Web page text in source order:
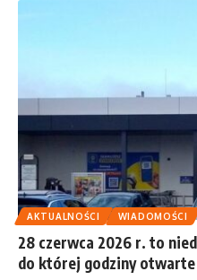
AKTUALNOŚCI WIADOMOŚCI
28 czerwca 2026 r. to
do której godziny otwarte